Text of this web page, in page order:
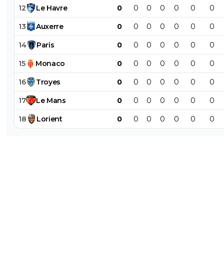
12 Le Havre 0 0 0 0 0 0 0
13 Auxerre 0 0 0 0 0 0 0
14 Paris 0 0 0 0 0 0 0
15 Monaco 0 0 0 0 0 0 0
16 Troyes 0 0 0 0 0 0 0
17 Le Mans 0 0 0 0 0 0 0
18 Lorient 0 0 0 0 0 0 0